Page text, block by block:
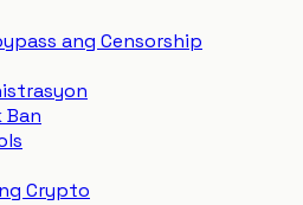
ang Censorship
Ban
Crypto